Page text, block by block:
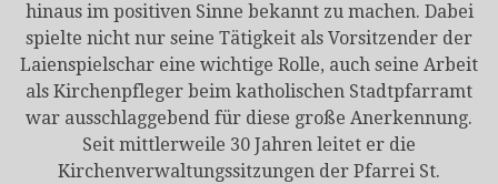
hinaus im positiven Sinne bekannt zu machen. Dabei
spielte nicht nur seine Tätigkeit als Vorsitzender der
Laienspielschar eine wichtige Rolle, auch seine Arbeit
als Kirchenpfleger beim katholischen Stadtpfarramt
war ausschlaggebend für diese große Anerkennung.
Seit mittlerweile 30 Jahren leitet er die
Kirchenverwaltungssitzungen der Pfarrei St.